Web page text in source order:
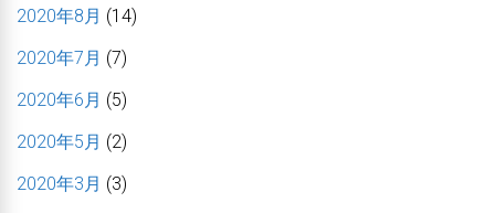
2020年8月 (14)
2020年7月 (7)
2020年6月 (5)
2020年5月 (2)
2020年3月 (3)